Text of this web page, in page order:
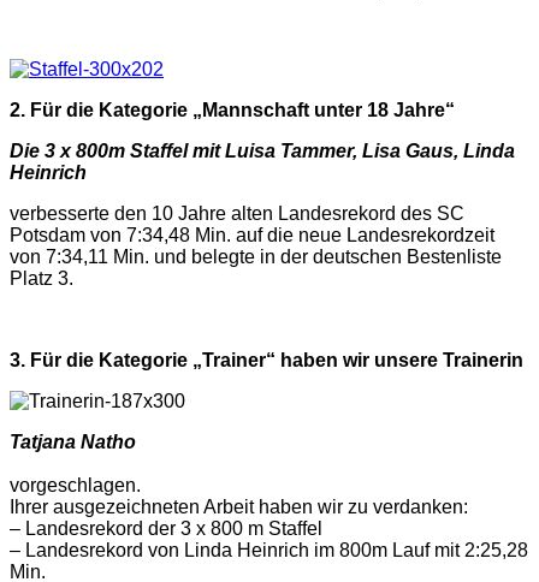
2. Für die Kategorie „Mannschaft unter 18 Jahre“
Die 3 x 800m Staffel mitLuisa Tammer, Lisa Gaus, Linda
Heinrich
verbesserte den 10 Jahre alten Landesrekord des SC
Potsdam von 7:34,48 Min. auf die neue Landesrekordzeit
von 7:34,11 Min. und belegte in der deutschen Bestenliste
Platz 3.
3. Für die Kategorie „Trainer“ haben wir unsere Trainerin
Tatjana Natho
vorgeschlagen.
Ihrer ausgezeichneten Arbeit haben wir zu verdanken:
– Landesrekord der 3 x 800 m Staffel
– Landesrekord von Linda Heinrich im 800m Lauf mit 2:25,28
Min.